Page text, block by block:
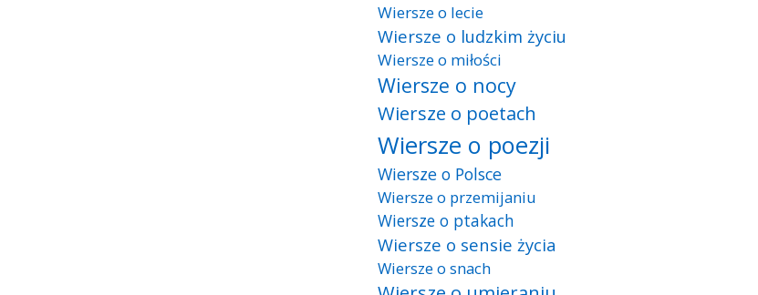
Wiersze o lecie
Wiersze o ludzkim życiu
Wiersze o miłości
Wiersze o nocy
Wiersze o poetach
Wiersze o poezji
Wiersze o Polsce
Wiersze o przemijaniu
Wiersze o ptakach
Wiersze o sensie życia
Wiersze o snach